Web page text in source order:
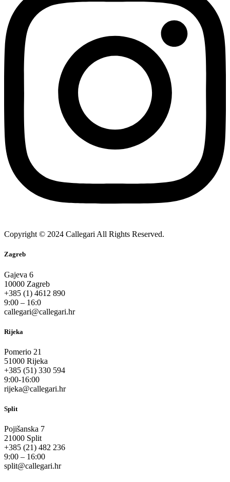
Copyright © 2024 Callegari All Rights Reserved.
Zagreb
Gajeva 6
10000 Zagreb
+385 (1) 4612 890
9:00 – 16:0
callegari@callegari.hr
Rijeka
Pomerio 21
51000 Rijeka
+385 (51) 330 594
9:00-16:00
rijeka@callegari.hr
Split
Pojišanska 7
21000 Split
+385 (21) 482 236
9:00 – 16:00
split@callegari.hr